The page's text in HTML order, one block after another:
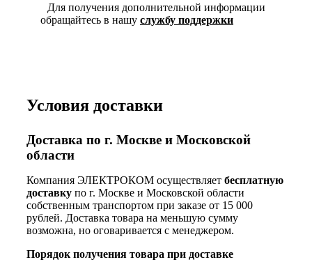
Для получения дополнительной информации
обращайтесь в нашу службу поддержки
Условия доставки
Доставка по г. Москве и Московской
области
Компания ЭЛЕКТРОКОМ осуществляет бесплатную
доставку по г. Москве и Московской области
собственным транспортом при заказе от 15 000
рублей. Доставка товара на меньшую сумму
возможна, но оговаривается с менеджером.
Порядок получения товара при доставке